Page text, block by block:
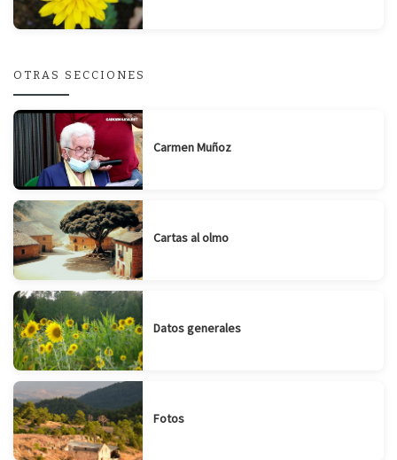
OTRAS SECCIONES
Carmen Muñoz
Cartas al olmo
Datos generales
Fotos